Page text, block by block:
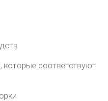
соответствуют